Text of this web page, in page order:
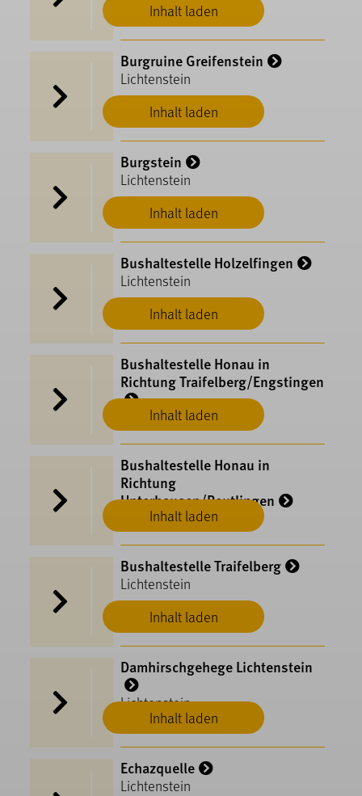
Inhalt laden
Inhalt laden
Burgruine Greifenstein
Lichtenstein
Inhalt laden
Burgstein
Lichtenstein
Inhalt laden
Bushaltestelle Holzelfingen
Lichtenstein
Inhalt laden
Bushaltestelle Honau in
Richtung Traifelberg/Engstingen
Lichtenstein
Inhalt laden
Bushaltestelle Honau in
Richtung
Unterhausen/Reutlingen
Lichtenstein
Inhalt laden
Bushaltestelle Traifelberg
Lichtenstein
Inhalt laden
Damhirschgehege Lichtenstein
Lichtenstein
Echazquelle
Lichtenstein